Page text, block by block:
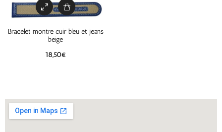
Bracelet montre cuir bleu et jeans
beige
18,50€